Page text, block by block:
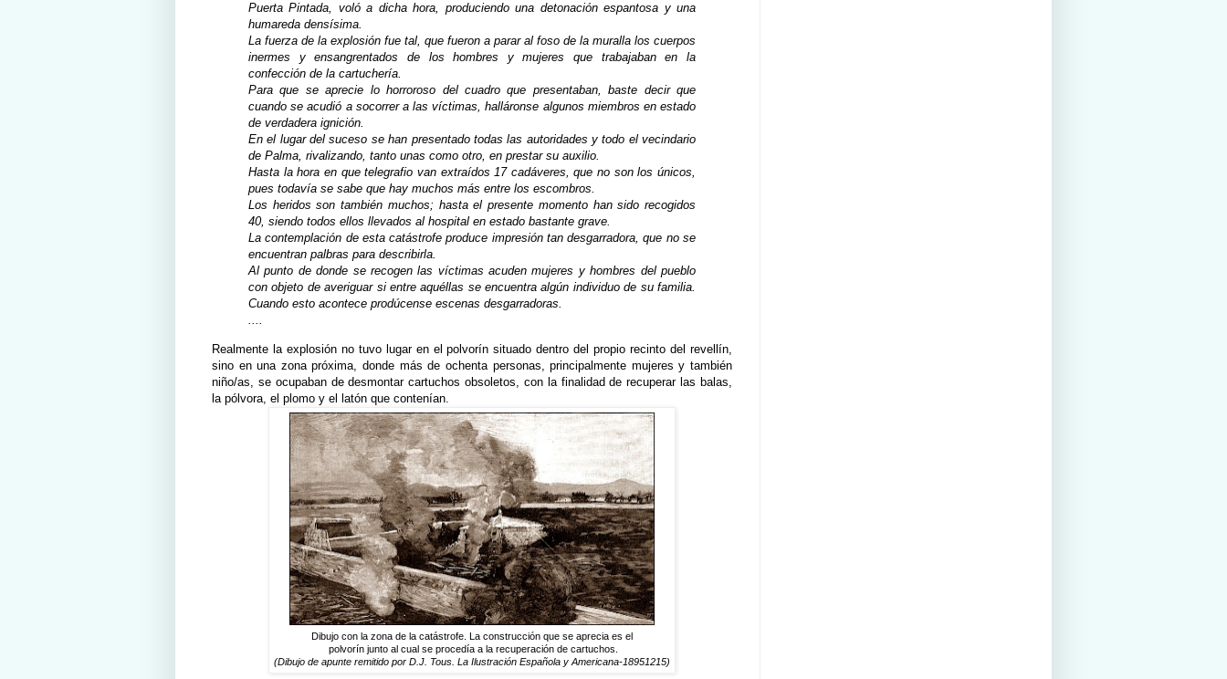
Puerta Pintada, voló a dicha hora, produciendo una detonación espantosa y una
humareda densísima.
La fuerza de la explosión fue tal, que fueron a parar al foso de la muralla los cuerpos
inermes y ensangrentados de los hombres y mujeres que trabajaban en la
confección de la cartuchería.
Para que se aprecie lo horroroso del cuadro que presentaban, baste decir que
cuando se acudió a socorrer a las víctimas, halláronse algunos miembros en estado
de verdadera ignición.
En el lugar del suceso se han presentado todas las autoridades y todo el vecindario
de Palma, rivalizando, tanto unas como otro, en prestar su auxilio.
Hasta la hora en que telegrafio van extraídos 17 cadáveres, que no son los únicos,
pues todavía se sabe que hay muchos más entre los escombros.
Los heridos son también muchos; hasta el presente momento han sido recogidos
40, siendo todos ellos llevados al hospital en estado bastante grave.
La contemplación de esta catástrofe produce impresión tan desgarradora, que no se
encuentran palbras para describirla.
Al punto de donde se recogen las víctimas acuden mujeres y hombres del pueblo
con objeto de averiguar si entre aquéllas se encuentra algún individuo de su familia.
Cuando esto acontece prodúcense escenas desgarradoras.
....
Realmente la explosión no tuvo lugar en el polvorín situado dentro del propio recinto del revellín,
sino en una zona próxima, donde más de ochenta personas, principalmente mujeres y también
niño/as, se ocupaban de desmontar cartuchos obsoletos, con la finalidad de recuperar las balas,
la pólvora, el plomo y el latón que contenían.
Dibujo con la zona de la catástrofe. La construcción que se aprecia es el
polvorín junto al cual se procedía a la recuperación de cartuchos.
(Dibujo de apunte remitido por D.J. Tous. La Ilustración Española y Americana-18951215)